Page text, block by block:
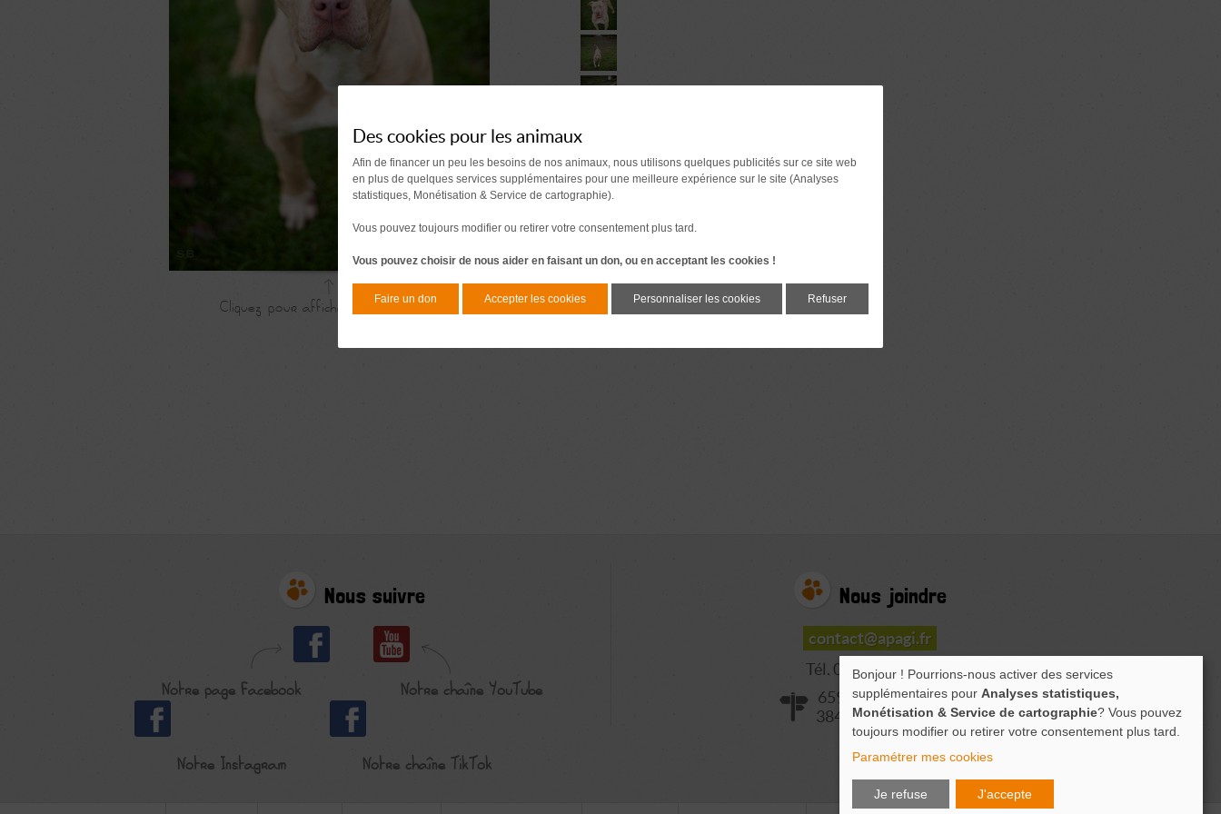
Nous suivre
Notre page Facebook Notre chaîne YouTube
Notre Instagram Notre chaîne TikTok
Nous joindre
contact@apagi.fr
Tél. 04 76 77 20 06
659 Route de L'Isère
38420 LE VERSOUD
Des cookies pour les animaux
Afin de financer un peu les besoins de nos animaux, nous utilisons quelques publicités sur ce site web
en plus de quelques services supplémentaires pour une meilleure expérience sur le site (Analyses
statistiques, Monétisation & Service de cartographie).
Vous pouvez toujours modifier ou retirer votre consentement plus tard.
Vous pouvez choisir de nous aider en faisant un don, ou en acceptant les cookies !
Faire un don Accepter les cookies Personnaliser les cookies Refuser
Bonjour ! Pourrions-nous activer des services
supplémentaires pour Analyses statistiques,
Monétisation & Service de cartographie? Vous pouvez
toujours modifier ou retirer votre consentement plus tard.
Paramétrer mes cookies
Je refuse J'accepte